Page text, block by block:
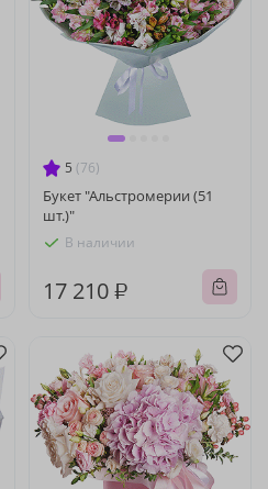
5 (76)
Букет "Альстромерии (51
шт.)"
В наличии
17 210 ₽